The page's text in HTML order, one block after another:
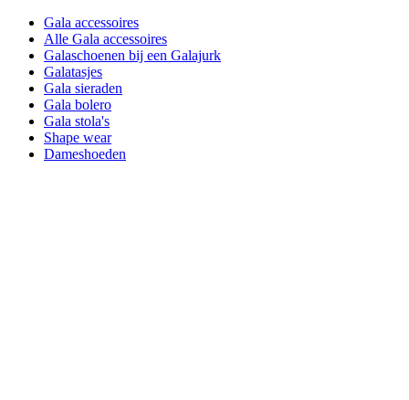
Gala accessoires
Alle Gala accessoires
Galaschoenen bij een Galajurk
Galatasjes
Gala sieraden
Gala bolero
Gala stola's
Shape wear
Dameshoeden